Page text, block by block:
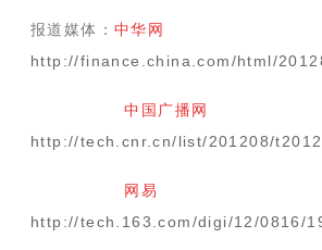
报道媒体： 中华网
http://finance.china.com/html/
中国广播网
http://tech.cnr.cn/list/201208/
网易
http://tech.163.com/digi/12/0816/